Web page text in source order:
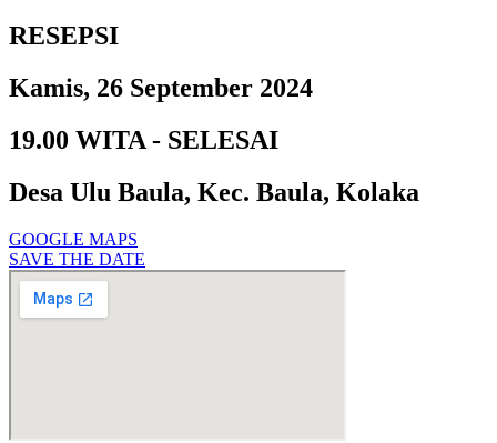
RESEPSI
Kamis, 26 September 2024
19.00 WITA - SELESAI
Desa Ulu Baula, Kec. Baula, Kolaka
GOOGLE MAPS
SAVE THE DATE